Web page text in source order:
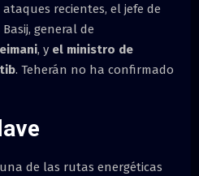
recientes, el jefe de
general de
, y el ministro de
. Teherán no ha confirmado
de las rutas energéticas